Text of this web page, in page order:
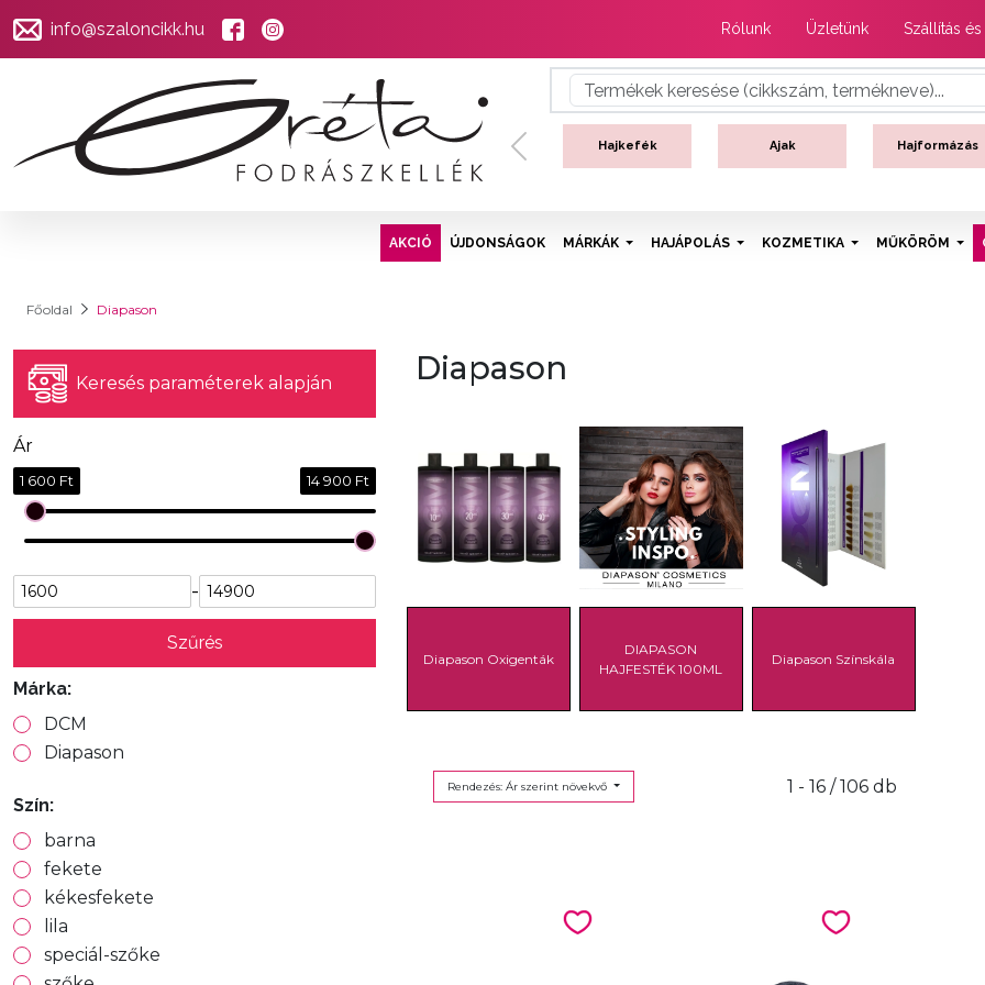
info@szaloncikk.hu Rólunk Üzletünk Szállítás
Hajkefék Ajak Hajformázás
Previous
AKCIÓ ÚJDONSÁGOK MÁRKÁK HAJÁPOLÁS KOZMETIKA MŰKÖRÖM
Főoldal Diapason
Keresés paraméterek alapján
Ár
1 600 Ft 14 900 Ft
-
Szűrés
Márka:
DCM
Diapason
Szín:
barna
fekete
kékesfekete
lila
speciál-szőke
Diapason
Diapason Oxigenták
DIAPASON
HAJFESTÉK 100ML
Diapason Színskála
Rendezés: Ár szerint növekvő 1 - 16 / 106 db